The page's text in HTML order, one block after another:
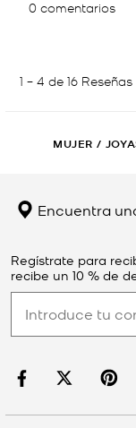
MUJER /
Encuentra
Regístrate para
recibe un 10 % de